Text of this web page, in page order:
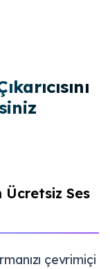
Ücretsiz Ses
çevrimiçi